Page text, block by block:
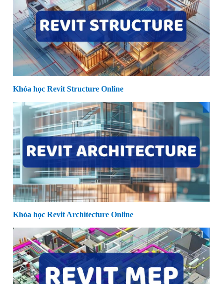
Khóa học Revit Structure Online
Khóa học Revit Architecture Online